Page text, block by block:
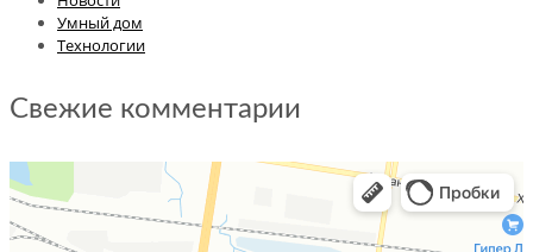
Умный дом
Технологии
Свежие комментарии